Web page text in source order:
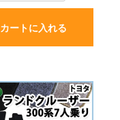
カートに入れる